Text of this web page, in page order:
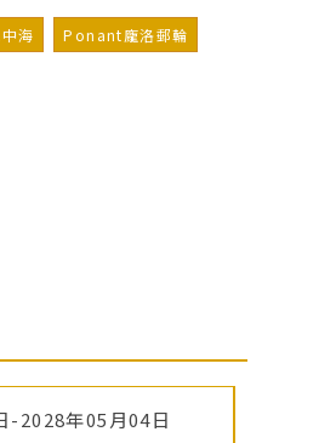
海 Ponant龐洛郵輪
-2028年05月04日